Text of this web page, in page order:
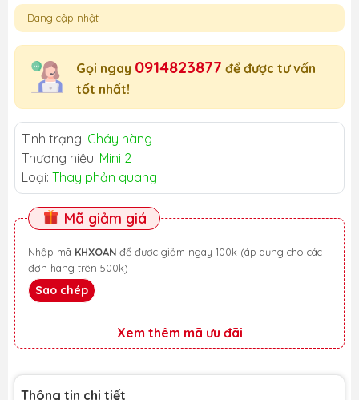
Đang cập nhật
Gọi ngay 0914823877 để được tư vấn
tốt nhất!
Tình trạng: Cháy hàng
Thương hiệu: Mini 2
Loại: Thay phản quang
Mã giảm giá
Nhập mã KHXOAN
đơn hàng trên 500k)
Sao chép
Xem thêm mã ưu đãi
Thông tin chi tiết